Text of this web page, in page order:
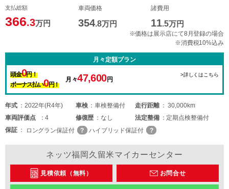
支払総額
366.3万円
車両価格
354.8万円
諸費用
11.5万円
※価格は展示店にて8月登録の場合
※消費税10%込み
月々定額プラン
頭金0円！
ボーナス払い0円！
月々47,600円
>詳しくはこちら
年式 2022年(R4年) 車検 車検整備付 走行距離
30,000km
車両評価点 4 修復歴 なし 法定整備
定期点検整備付
保証
ロングラン保証付 ハイブリッド保証付
ネッツ福岡久留米マイカーセンター
見積依頼（無料） お問合せ